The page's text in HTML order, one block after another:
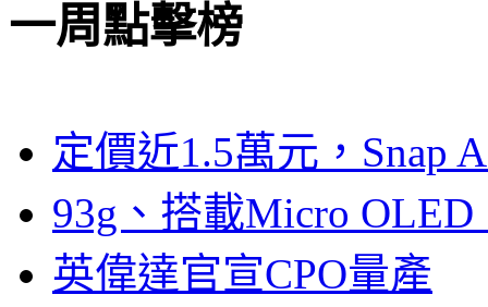
一周點擊榜
定價近1.5萬元，Snap
93g、搭載Micro
英偉達官宣CPO量產